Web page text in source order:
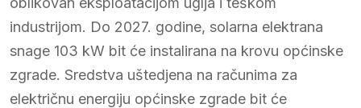
industrijom. Do 2027. godine, solarna elektrana
snage 103 kW bit će instalirana na krovu općinske
zgrade. Sredstva uštedjena na računima za
električnu energiju općinske zgrade bit će